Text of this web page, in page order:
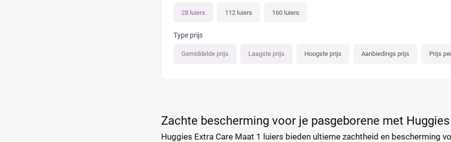
28 luiers 112 luiers 160 luiers
Type prijs
Gemiddelde prijs Laagste prijs Hoogste prijs Aanbiedings prijs Prijs
Zachte bescherming voor je pasgeborene met
Huggies Extra Care Maat 1 luiers bieden ultieme zachtheid en bescherming